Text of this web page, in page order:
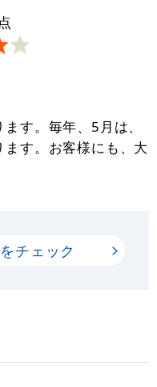
点
す。毎年、5月は、
す。お客様にも、大
チェック